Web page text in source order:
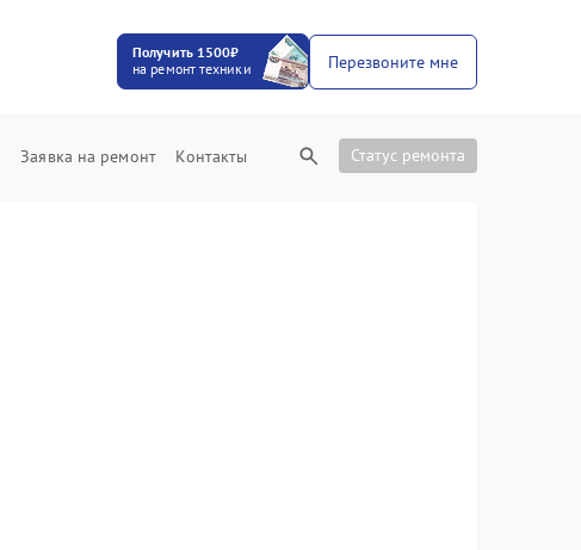
Получить 1500₽
на ремонт техники
Перезвоните мне
Заявка на ремонт Контакты Статус ремонта